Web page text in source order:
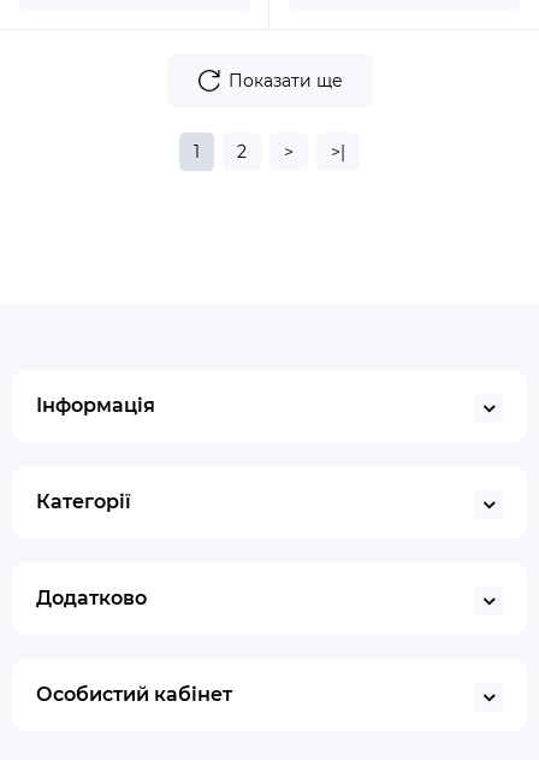
Показати ще
1 2 > >|
Інформація
Категорії
Додатково
Особистий кабінет